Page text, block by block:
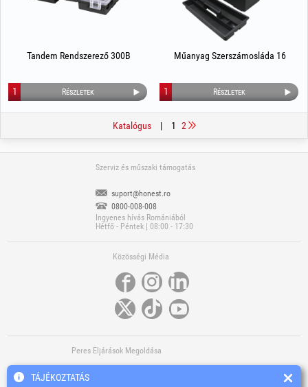
Tandem Rendszerező 300B
Részletek
1
Мűanyag Szerszámosláda 16
Részletek
1
Katalógus | 1 2
Szerviz és műszaki támogatás
suport@honest.ro
0800-008-008
Ingyenes hívás Romániából
Hétfő - Péntek | 08:00 - 17:30
Közösségi Média
Peres Eljárások Megoldása
TÁJÉKOZTATÁS